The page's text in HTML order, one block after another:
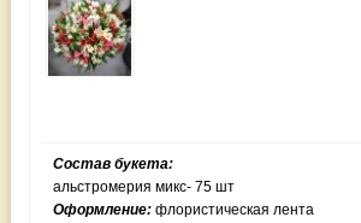
Состав букета:
альстромерия микс- 75 шт
Оформление: флористическая лента